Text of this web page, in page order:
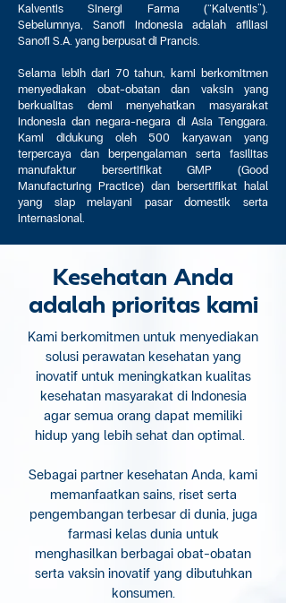
Kalventis Sinergi Farma (“Kalventis”).
Sebelumnya, Sanofi Indonesia adalah afiliasi
Sanofi S.A. yang berpusat di Prancis.
Selama lebih dari 70 tahun, kami berkomitmen
menyediakan obat-obatan dan vaksin yang
berkualitas demi menyehatkan masyarakat
Indonesia dan negara-negara di Asia Tenggara.
Kami didukung oleh 500 karyawan yang
terpercaya dan berpengalaman serta fasilitas
manufaktur bersertifikat GMP (Good
Manufacturing Practice) dan bersertifikat halal
yang siap melayani pasar domestik serta
internasional.
Kesehatan Anda
adalah prioritas kami
Kami berkomitmen untuk menyediakan
solusi perawatan kesehatan yang
inovatif untuk meningkatkan kualitas
kesehatan masyarakat di Indonesia
agar semua orang dapat memiliki
hidup yang lebih sehat dan optimal.
Sebagai partner kesehatan Anda, kami
memanfaatkan sains, riset serta
pengembangan terbesar di dunia, juga
farmasi kelas dunia untuk
menghasilkan berbagai obat-obatan
serta vaksin inovatif yang dibutuhkan
konsumen.